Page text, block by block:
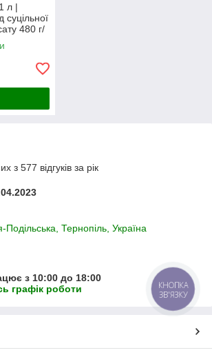
л |
суцільної
480 г/
з 577 відгуків за рік
Тернопіль, Україна
з 10:00 до 18:00
графік роботи
КНОПКА
ЗВ'ЯЗКУ